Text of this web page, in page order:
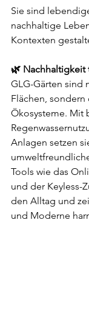
Sie sind
nachhaltige
Kontexten
🌿
GLG-Gärten sind
Flächen,
Ökosysteme. Mit
Anlagen setzen
Tools wie das
und der Keyless-
den Alltag und
und Moderne